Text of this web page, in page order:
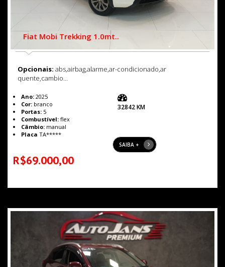
Fiat Mobi Trekking 1.0mt..
Opcionais: abs,airbag,alarme,ar-condicionado,ar
quente,cambio...
Ano: 2025
Cor: branco
Portas: 5
Combustível: flex
Câmbio: manual
Placa TA*****
R$69.000,00
32842 KM
SAIBA +